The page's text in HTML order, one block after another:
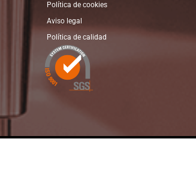
Política de cookies
Aviso legal
Política de calidad